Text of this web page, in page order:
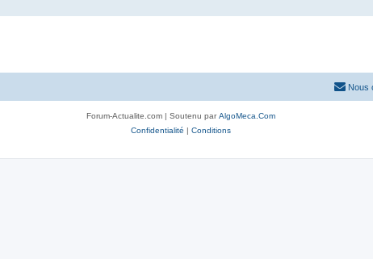
Nous
Forum-Actualite.com | Soutenu parAlgoMeca.Com
Confidentialité
Conditions